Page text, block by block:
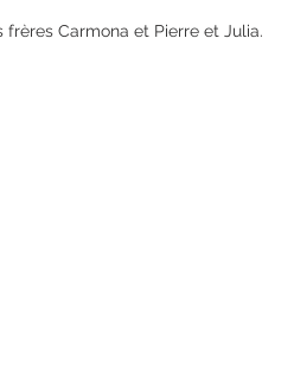
Carmona et Pierre et Julia.